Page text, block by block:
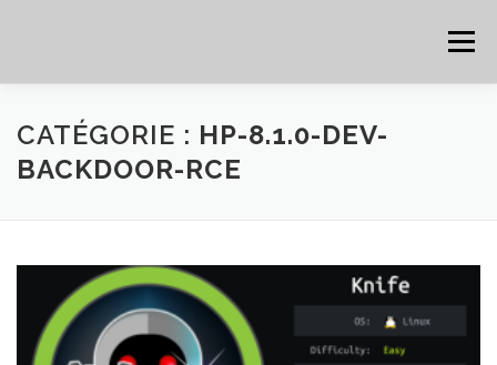
Menu
HOME CYBER CHEAT SHEET
CATÉGORIE : HP-8.1.0-DEV-
BACKDOOR-RCE